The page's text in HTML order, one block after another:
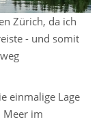
Zürich, da ich
- und somit
einmalige Lage
Meer im